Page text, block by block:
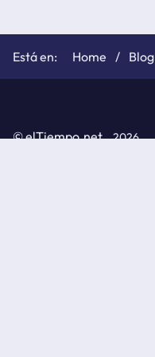
Home Blog
©elTiempo.net 2026